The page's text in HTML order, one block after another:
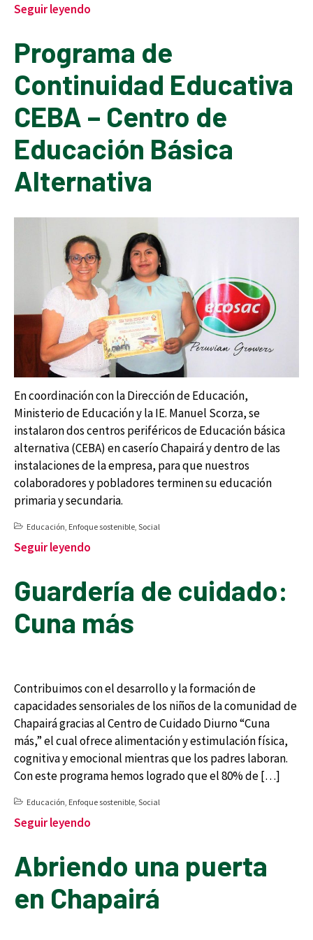
Seguir leyendo
Programa de
Continuidad Educativa
CEBA – Centro de
Educación Básica
Alternativa
En coordinación con la Dirección de Educación,
Ministerio de Educación y la IE. Manuel Scorza, se
instalaron dos centros periféricos de Educación básica
alternativa (CEBA) en caserío Chapairá y dentro de las
instalaciones de la empresa, para que nuestros
colaboradores y pobladores terminen su educación
primaria y secundaria.
Educación, Enfoque sostenible, Social
Seguir leyendo
Guardería de cuidado:
Cuna más
Contribuimos con el desarrollo y la formación de
capacidades sensoriales de los niños de la comunidad de
Chapairá gracias al Centro de Cuidado Diurno “Cuna
más,” el cual ofrece alimentación y estimulación física,
cognitiva y emocional mientras que los padres laboran.
Con este programa hemos logrado que el 80% de […]
Educación, Enfoque sostenible, Social
Seguir leyendo
Abriendo una puerta
en Chapairá